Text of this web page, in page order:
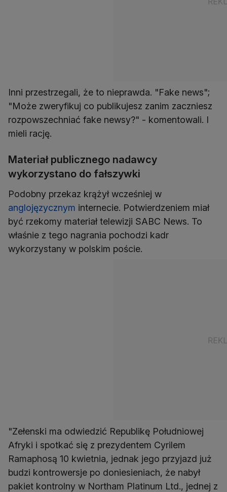
Inni przestrzegali, że to nieprawda. "Fake news";
"Może zweryfikuj co publikujesz zanim zaczniesz
rozpowszechniać fake newsy?" - komentowali. I
mieli rację.
Materiał publicznego nadawcy
wykorzystano do fałszywki
Podobny przekaz krążył wcześniej w
anglojęzycznym internecie. Potwierdzeniem miał
być rzekomy materiał telewizji SABC News. To
właśnie z tego nagrania pochodzi kadr
wykorzystany w polskim poście.
"Zełenski ma odwiedzić Republikę Południowej
Afryki i spotkać się z prezydentem Cyrilem
Ramaphosą 10 kwietnia, jednak jego przyjazd już
budzi kontrowersje po doniesieniach, że nabył
pakiet kontrolny w Northam Platinum Ltd., jednej z